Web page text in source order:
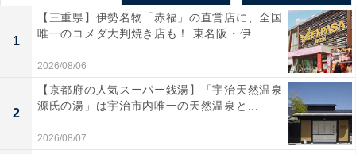
「なにわ健康ランド 湯～トピア」の口コミは？
1
【三重県】伊勢名物「赤福」の直営店に、全国
唯一のコメダ大判焼き店も！ 東名阪・伊...
2026/08/06
2
【京都府の人気スーパー銭湯】「宇治天然温泉
源氏の湯」は宇治市内唯一の天然温泉と...
2026/08/07